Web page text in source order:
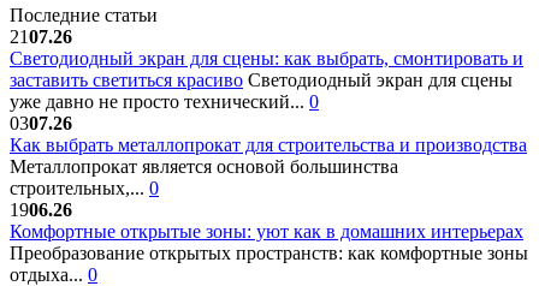
Последние статьи
2107.26
Светодиодный экран для сцены: как выбрать, смонтировать и
заставить светиться красиво Светодиодный экран для сцены
уже давно не просто технический... 0
0307.26
Как выбрать металлопрокат для строительства и производства
Металлопрокат является основой большинства
строительных,... 0
1906.26
Комфортные открытые зоны: уют как в домашних интерьерах
Преобразование открытых пространств: как комфортные зоны
отдыха... 0